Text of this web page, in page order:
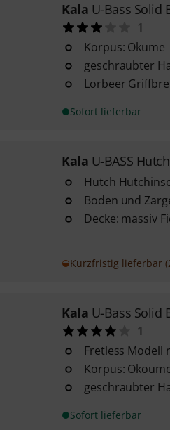
Kala U-Bass Solid
1
Korpus: Okume
geschraubter
Lorbeer
Sofort lieferbar
Kala U-BASS
Hutch
Boden und
Decke: massiv
Kurzfristig lieferbar
Kala U-Bass Solid
1
Fretless Modell
Korpus:
geschraubter
Sofort lieferbar